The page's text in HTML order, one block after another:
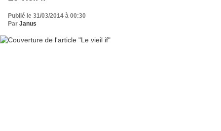
Publié le 31/03/2014 à 00:30
Par Janus